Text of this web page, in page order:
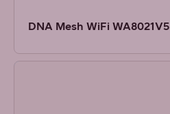
DNA Mesh WiFi WA8021V5